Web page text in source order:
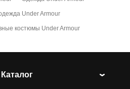
Under Armour
костюмы Under Armour
Каталог